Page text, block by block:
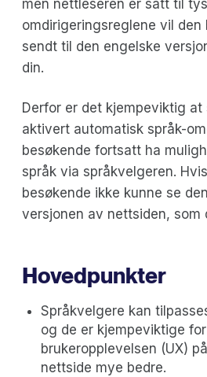
men nettleseren er satt til
omdirigeringsreglene vil den
sendt til den engelske
din.
Derfor er det kjempeviktig at
aktivert automatisk språk-
besøkende fortsatt ha
språk via språkvelgeren.
besøkende ikke kunne se
versjonen av nettsiden, som
Hovedpunkter
Språkvelgere kan
og de er kjempeviktige
brukeropplevelsen (UX)
nettside mye bedre.